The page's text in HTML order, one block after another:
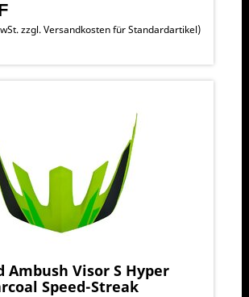
zzgl.Versandkosten für Standardartikel)
Ambush Visor S Hyper
Speed-Streak